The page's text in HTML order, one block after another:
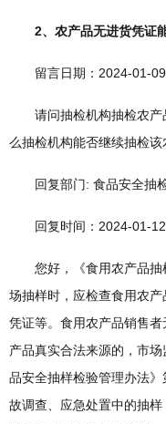
2、农产品无进货凭证
留言日期：2024-01-09
请问抽检机构抽检农产
么抽检机构能否继续抽检该
回复部门: 食品安全抽
回复时间：2024-01-12
您好，《食用农产品抽
场抽样时，应检查食用农
凭证等。食用农产品销售
产品真实合法来源的，市
品安全抽样检验管理办法
故调查、应急处置中的抽